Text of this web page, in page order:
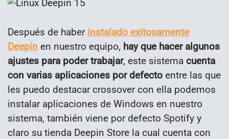
Después de haber instalado exitosamente
Deepin en nuestro equipo, hay que hacer algunos
ajustes para poder trabajar, este sistema cuenta
con varias aplicaciones por defecto entre las que
les puedo destacar crossover con ella podemos
instalar aplicaciones de Windows en nuestro
sistema, también viene por defecto Spotify y
claro su tienda Deepin Store la cual cuenta con